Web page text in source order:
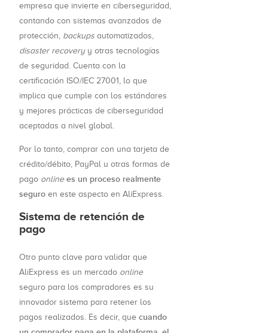
empresa que invierte en ciberseguridad,
contando con sistemas avanzados de
protección, backups automatizados,
disaster recoveryy otras tecnologías
de seguridad. Cuenta con la
certificación ISO/IEC 27001, lo que
implica que cumple con los estándares
y mejores prácticas de ciberseguridad
aceptadas a nivel global.
Por lo tanto, comprar con una tarjeta de
crédito/débito, PayPal u otras formas de
pago online es un proceso realmente
seguro en este aspecto en AliExpress.
Sistema de retención de
pago
Otro punto clave para validar que
AliExpress es un mercado online
seguro para los compradores es su
innovador sistema para retener los
pagos realizados. Es decir, que cuando